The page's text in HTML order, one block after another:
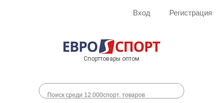
Вход Регистрация
Спорттовары оптом